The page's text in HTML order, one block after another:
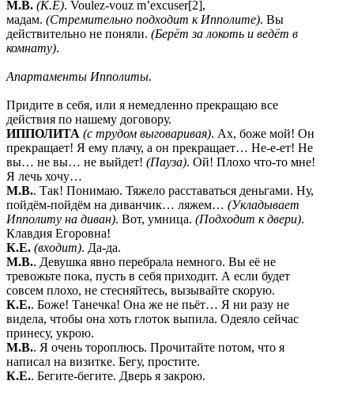
М.В. (К.Е). Voulez-vouz m’excuser[2],
мадам. (Стремительно подходит к Ипполите). Вы
действительно не поняли. (Берёт за локоть и ведёт в
комнату).
Апартаменты Ипполиты.
Придите в себя, или я немедленно прекращаю все
действия по нашему договору.
ИППОЛИТА (с трудом выговаривая). Ах, боже мой! Он
прекращает! Я ему плачу, а он прекращает… Не-е-ет! Не
вы… не вы… не выйдет! (Пауза). Ой! Плохо что-то мне!
Я лечь хочу…
М.В.. Так! Понимаю. Тяжело расставаться деньгами. Ну,
пойдём-пойдём на диванчик… ляжем… (Укладывает
Ипполиту на диван). Вот, умница. (Подходит к двери).
Клавдия Егоровна!
К.Е. (входит). Да-да.
М.В.. Девушка явно перебрала немного. Вы её не
тревожьте пока, пусть в себя приходит. А если будет
совсем плохо, не стесняйтесь, вызывайте скорую.
К.Е.. Боже! Танечка! Она же не пьёт… Я ни разу не
видела, чтобы она хоть глоток выпила. Одеяло сейчас
принесу, укрою.
М.В.. Я очень тороплюсь. Прочитайте потом, что я
написал на визитке. Бегу, простите.
К.Е.. Бегите-бегите. Дверь я закрою.